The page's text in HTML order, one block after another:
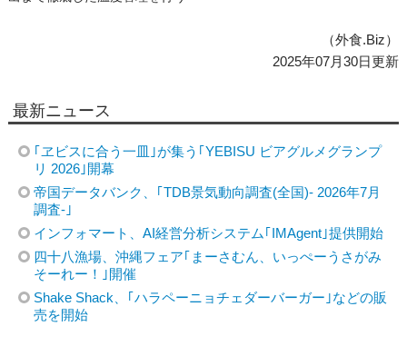
（外食.Biz）
2025年07月30日更新
最新ニュース
｢ヱビスに合う一皿｣が集う｢YEBISU ビアグルメグランプ
リ 2026｣開幕
帝国データバンク、｢TDB景気動向調査(全国)- 2026年7月
調査-｣
インフォマート、AI経営分析システム｢IMAgent｣提供開始
四十八漁場、沖縄フェア｢まーさむん、いっぺーうさがみ
そーれー！｣開催
Shake Shack、｢ハラペーニョチェダーバーガー｣などの販
売を開始